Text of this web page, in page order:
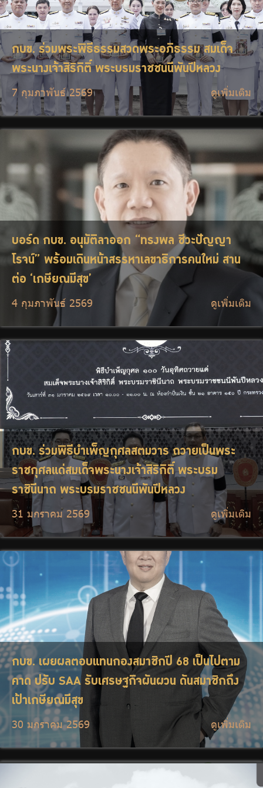
กบข. ร่วมพระพิธีธรรมสวดพระอภิธรรม สมเด็จ
พระนางเจ้าสิริกิติ์ พระบรมราชชนนีพันปีหลวง
7 กุมภาพันธ์ 2569 ดูเพิ่มเติม
บอร์ด กบข. อนุมัติลาออก “ทรงพล ชีวะปัญญา
โรจน์” พร้อมเดินหน้าสรรหาเลขาธิการคนใหม่ สาน
ต่อ ‘เกษียณมีสุข’
4 กุมภาพันธ์ 2569 ดูเพิ่มเติม
กบข. ร่วมพิธีบำเพ็ญกุศลสตมวาร ถวายเป็นพระ
ราชกุศลแด่สมเด็จพระนางเจ้าสิริกิติ์ พระบรม
ราชินีนาถ พระบรมราชชนนีพันปีหลวง
31 มกราคม 2569 ดูเพิ่มเติม
กบข. เผยผลตอบแทนกองสมาชิกปี 68 เป็นไปตาม
คาด ปรับ SAA รับเศรษฐกิจผันผวน ดันสมาชิกถึง
เป้าเกษียณมีสุข
30 มกราคม 2569 ดูเพิ่มเติม